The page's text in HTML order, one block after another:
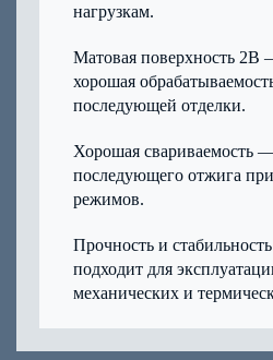
нагрузкам.
Матовая поверхность 2B
хорошая
последующей отделки.
Хорошая свариваемость
последующего отжига
режимов.
Прочность и
подходит для
механических и